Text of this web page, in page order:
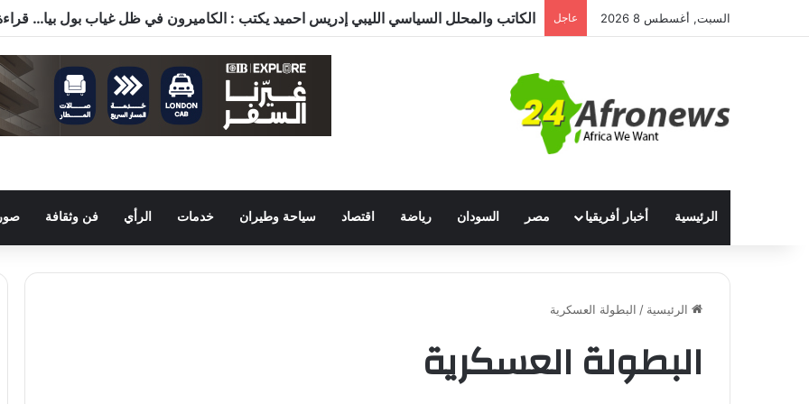
السبت, أغسطس 8 2026 عاجل
الرئيسية أخبار أفريقيا مصر السودان رياضة اقتصاد سياحة وطيران خدمات الرأي فن وثقافة
الرئيسية / البطولة العسكرية
البطولة العسكرية